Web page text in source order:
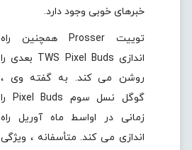
خبرهای خوبی وجود دارد.
توییت Prosser همچنین راه
اندازی TWS Pixel Buds بعدی را
روشن می کند. به گفته وی ،
گوگل نسل سوم Pixel Buds را
زمانی در اواسط ماه آوریل راه
اندازی می کند. متأسفانه ، ویژگی